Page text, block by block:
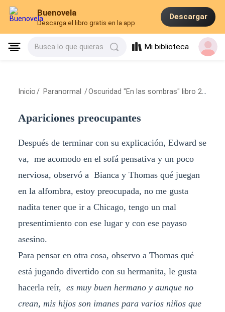
Buenovela
Descarga el libro gratis en la app
Descargar
Busca lo que quieras Mi biblioteca
Inicio / Paranormal /Oscuridad "En las sombras" libro 2
Apariciones preocupantes
Después de terminar con su explicación, Edward se
va, me acomodo en el sofá pensativa y un poco
nerviosa, observó a Bianca y Thomas qué juegan
en la alfombra, estoy preocupada, no me gusta
nadita tener que ir a Chicago, tengo un mal
presentimiento con ese lugar y con ese payaso
asesino.
Para pensar en otra cosa, observo a Thomas qué
está jugando divertido con su hermanita, le gusta
hacerla reír, es muy buen hermano y aunque no
crean, mis hijos son imanes para varios niños que